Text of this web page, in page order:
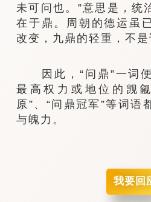
未可问也。”意思是，统
在于鼎。周朝的德运虽
改变，九鼎的轻重，不是
因此，“问鼎”一词便
最高权力或地位的觊
原”、“问鼎冠军”等词语
与魄力。
我要回